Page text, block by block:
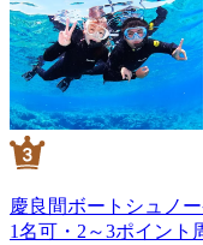
慶良間ボートシュノ
1名可・2～3ポイント